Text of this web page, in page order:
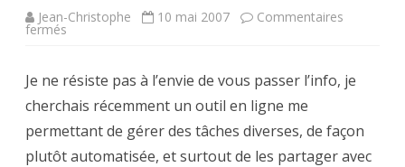
Jean-Christophe 10 mai 2007 Commentaires
fermés
en
ligne
:
Remember
The
Milk
Je ne résiste pas à l’envie de vous passer l’info, je
cherchais récemment un outil en ligne me
permettant de gérer des tâches diverses, de façon
plutôt automatisée, et surtout de les partager avec